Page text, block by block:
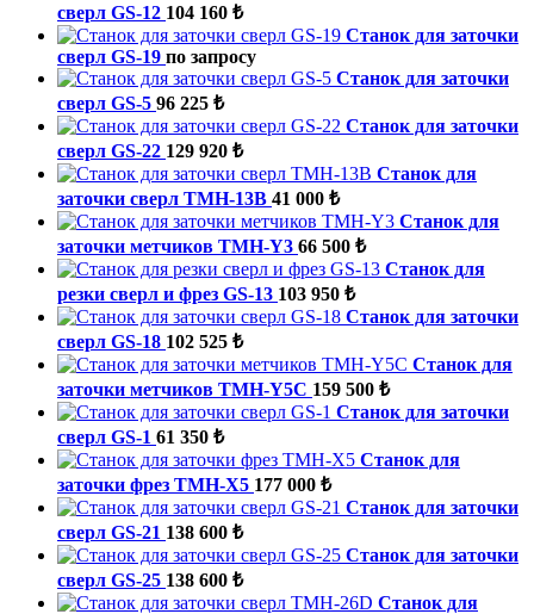
сверл GS-12 104 160 ₺
Станок для заточки
сверл GS-19 по запросу
Станок для заточки
сверл GS-5 96 225 ₺
Станок для заточки
сверл GS-22 129 920 ₺
Станок для
заточки сверл TMH-13B 41 000 ₺
Станок для
заточки метчиков TMH-Y3 66 500 ₺
Станок для
резки сверл и фрез GS-13 103 950 ₺
Станок для заточки
сверл GS-18 102 525 ₺
Станок для
заточки метчиков TMH-Y5C 159 500 ₺
Станок для заточки
сверл GS-1 61 350 ₺
Станок для
заточки фрез TMH-X5 177 000 ₺
Станок для заточки
сверл GS-21 138 600 ₺
Станок для заточки
сверл GS-25 138 600 ₺
Станок для